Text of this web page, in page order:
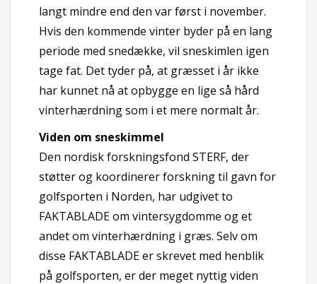
langt mindre end den var først i november.
Hvis den kommende vinter byder på en lang
periode med snedække, vil sneskimlen igen
tage fat. Det tyder på, at græsset i år ikke
har kunnet nå at opbygge en lige så hård
vinterhærdning som i et mere normalt år.
Viden om sneskimmel
Den nordisk forskningsfond STERF, der
støtter og koordinerer forskning til gavn for
golfsporten i Norden, har udgivet to
FAKTABLADE om vintersygdomme og et
andet om vinterhærdning i græs. Selv om
disse FAKTABLADE er skrevet med henblik
på golfsporten, er der meget nyttig viden